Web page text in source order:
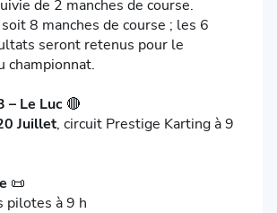
de 2 manches de course.
8 manches de course ; les 6
seront retenus pour le
championnat.
– Le Luc 🔴
Juillet, circuit Prestige Karting à 9
📜
pilotes à 9 h